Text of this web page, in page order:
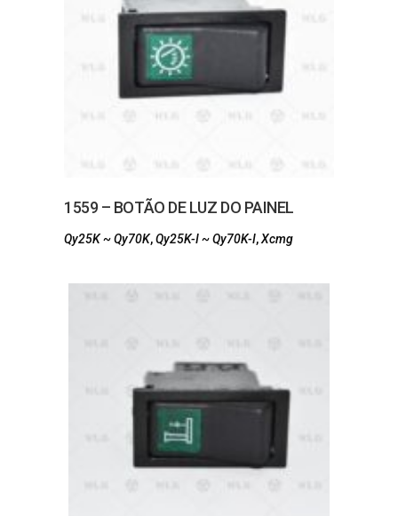
1559 – BOTÃO DE LUZ DO PAINEL
Qy25K ~ Qy70K,Qy25K-I ~ Qy70K-I,Xcmg